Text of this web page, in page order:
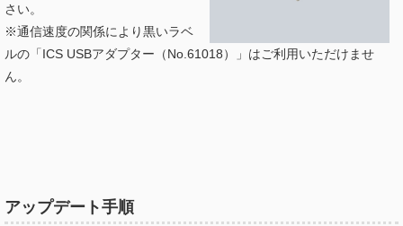
さい。
※通信速度の関係により黒いラベ
ルの「ICS USBアダプター（No.61018）」はご利用いただけませ
ん。
アップデート手順